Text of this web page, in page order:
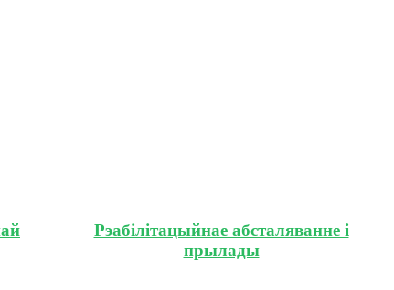
Рэабілітацыйнае абсталяванне і
прылады